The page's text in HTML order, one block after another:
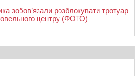
зобов’язали розблокувати тротуар
центру (ФОТО)